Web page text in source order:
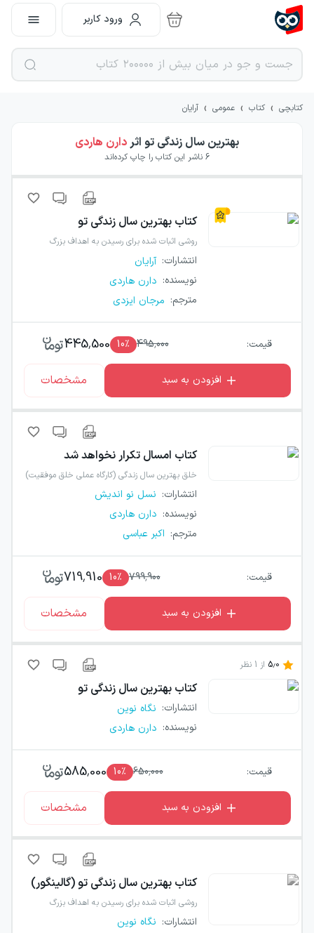
ورود کاربر
کتابچی › کتاب › عمومی › آرایان
بهترین سال زندگی تو اثردارن هاردی
6 ناشر این کتاب را چاپ کرده‌اند
کتاب بهترین سال زندگی تو
روشی اثبات شده برای رسیدن به اهداف بزرگ
انتشارات: آرایان
نویسنده: دارن هاردی
مترجم: مرجان ایزدی
قیمت: 495,000
10٪ 445,500
افزودن به سبد مشخصات
کتاب امسال تکرار نخواهد شد
خلق بهترین سال زندگی (کارگاه عملی خلق موفقیت)
انتشارات: نسل نو اندیش
نویسنده: دارن هاردی
مترجم: اکبر عباسی
قیمت: 799,900
10٪ 719,910
افزودن به سبد مشخصات
5.0 از 1 نظر
کتاب بهترین سال زندگی تو
انتشارات: نگاه نوین
نویسنده: دارن هاردی
قیمت: 650,000
10٪ 585,000
افزودن به سبد مشخصات
کتاب بهترین سال زندگی تو (گالینگور)
روشی اثبات شده برای رسیدن به اهداف بزرگ
انتشارات: نگاه نوین